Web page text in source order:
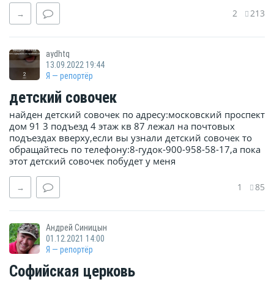
→ 2 213
aydhtq
13.09.2022 19:44
Я — репортёр
детский совочек
найден детский совочек по адресу:московский проспект
дом 91 3 подъезд 4 этаж кв 87 лежал на почтовых
подъездах вверху,если вы узнали детский совочек то
обращайтесь по телефону:8-гудок-900-958-58-17,а пока
этот детский совочек побудет у меня
→ 1 85
Андрей Синицын
01.12.2021 14:00
Я — репортёр
Софийская церковь